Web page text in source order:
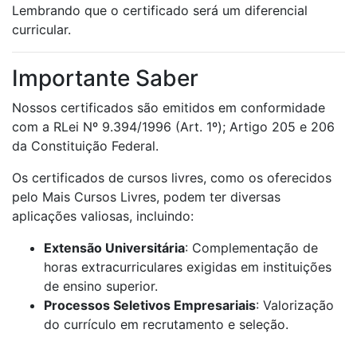
Lembrando que o certificado será um diferencial
curricular.
Importante Saber
Nossos certificados são emitidos em conformidade
com a RLei Nº 9.394/1996 (Art. 1º); Artigo 205 e 206
da Constituição Federal.
Os certificados de cursos livres, como os oferecidos
pelo Mais Cursos Livres, podem ter diversas
aplicações valiosas, incluindo:
Extensão Universitária: Complementação de
horas extracurriculares exigidas em instituições
de ensino superior.
Processos Seletivos Empresariais: Valorização
do currículo em recrutamento e seleção.